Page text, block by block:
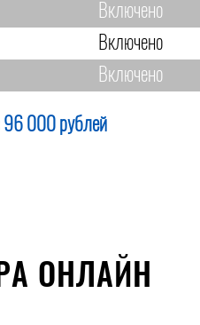
Включено
Включено
Включено
96 000 рублей
ОНЛАЙН